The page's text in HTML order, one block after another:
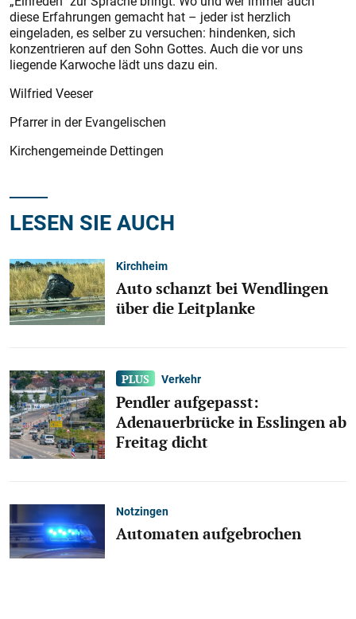
diese Erfahrungen gemacht hat – jeder ist herzlich
eingeladen, es selber zu versuchen: hindenken, sich
konzentrieren auf den Sohn Gottes. Auch die vor uns
liegende Karwoche lädt uns dazu ein.
Wilfried Veeser
Pfarrer in der Evangelischen
­Kirchengemeinde Dettingen
LESEN SIE AUCH
Kirchheim
Auto schanzt bei Wendlingen
über die Leitplanke
Verkehr
Pendler aufgepasst:
Adenauerbrücke in Esslingen ab
Freitag dicht
Notzingen
Automaten aufgebrochen